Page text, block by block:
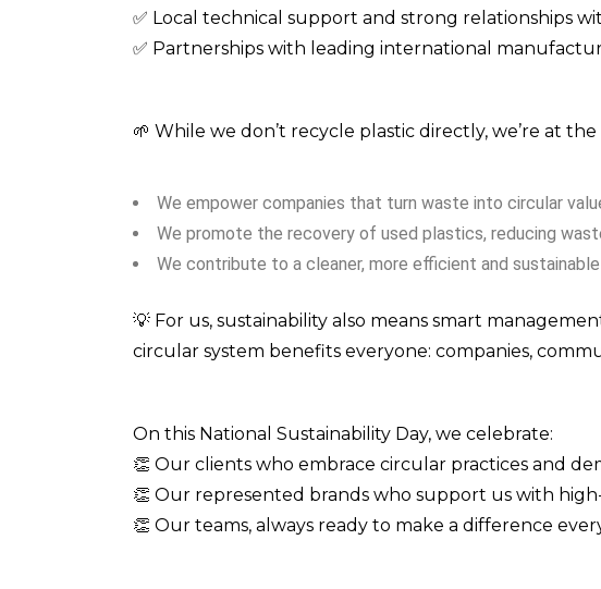
✅ Local technical support and strong relationships
✅ Partnerships with leading international
🌱 While we don’t recycle plastic directly, we’re at
We empower companies that turn waste into circular
We promote the recovery of used plastics, reducing
We contribute to a cleaner, more efficient and
💡 For us, sustainability also means smart
circular system benefits everyone: companies,
On this National Sustainability Day, we celebrate:
👏 Our clients who embrace circular practices and
👏 Our represented brands who support us with
👏 Our teams, always ready to make a difference